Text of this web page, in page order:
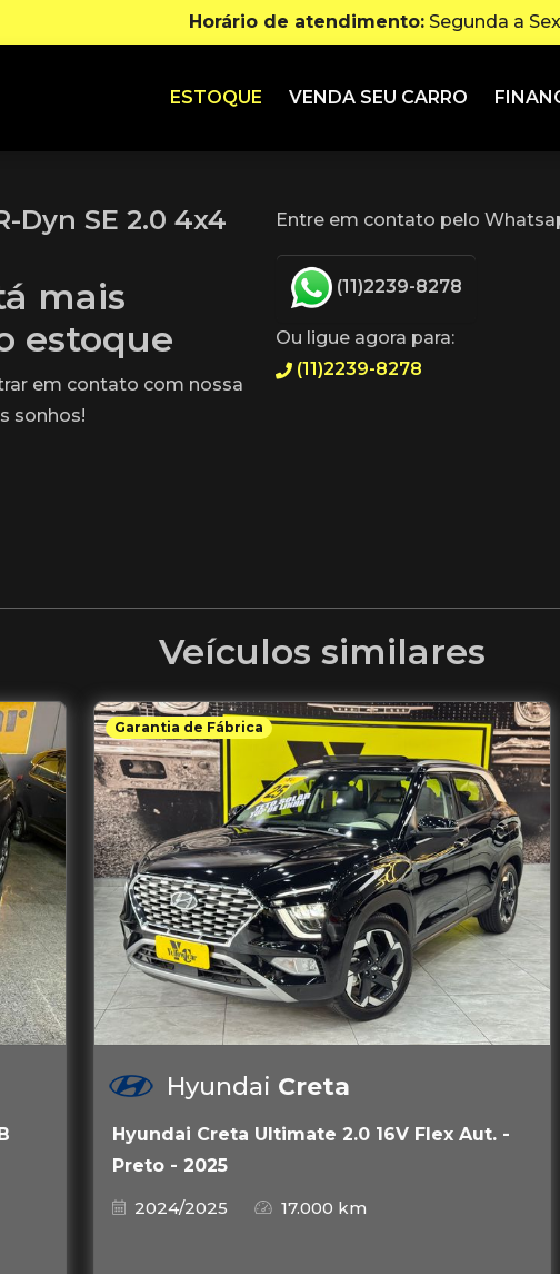
Horário de atendimento: Segunda a
ESTOQUE VENDA SEU CARRO
Dyn SE 2.0 4x4
mais
estoque
em contato com nossa
sonhos!
Entre em contato pelo
(11)2239-8278
Ou ligue agora para:
(11)2239-8278
Veículos similares
Garantia de Fábrica
Hyundai Creta
Hyundai Creta Ultimate 2.0 16V Flex Aut. -
Preto - 2025
2024/2025
17.000 km